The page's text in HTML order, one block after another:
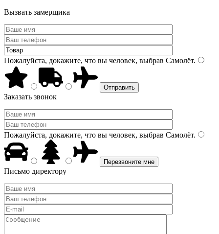
Вызвать замерщика
Пожалуйста, докажите, что вы человек, выбрав Самолёт.
Заказать звонок
Пожалуйста, докажите, что вы человек, выбрав Самолёт.
Письмо директору